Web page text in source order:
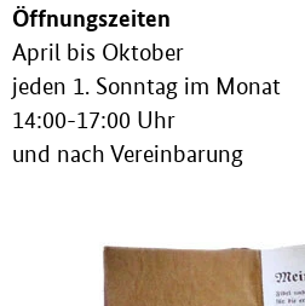
Öffnungszeiten
April bis Oktober
jeden 1. Sonntag im Monat
14:00-17:00 Uhr
und nach Vereinbarung